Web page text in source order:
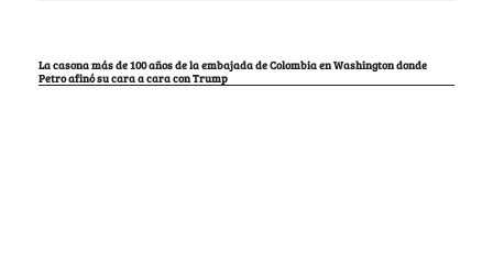
La casona más de 100 años de la embajada de Colombia en Washington donde
Petro afinó su cara a cara con Trump